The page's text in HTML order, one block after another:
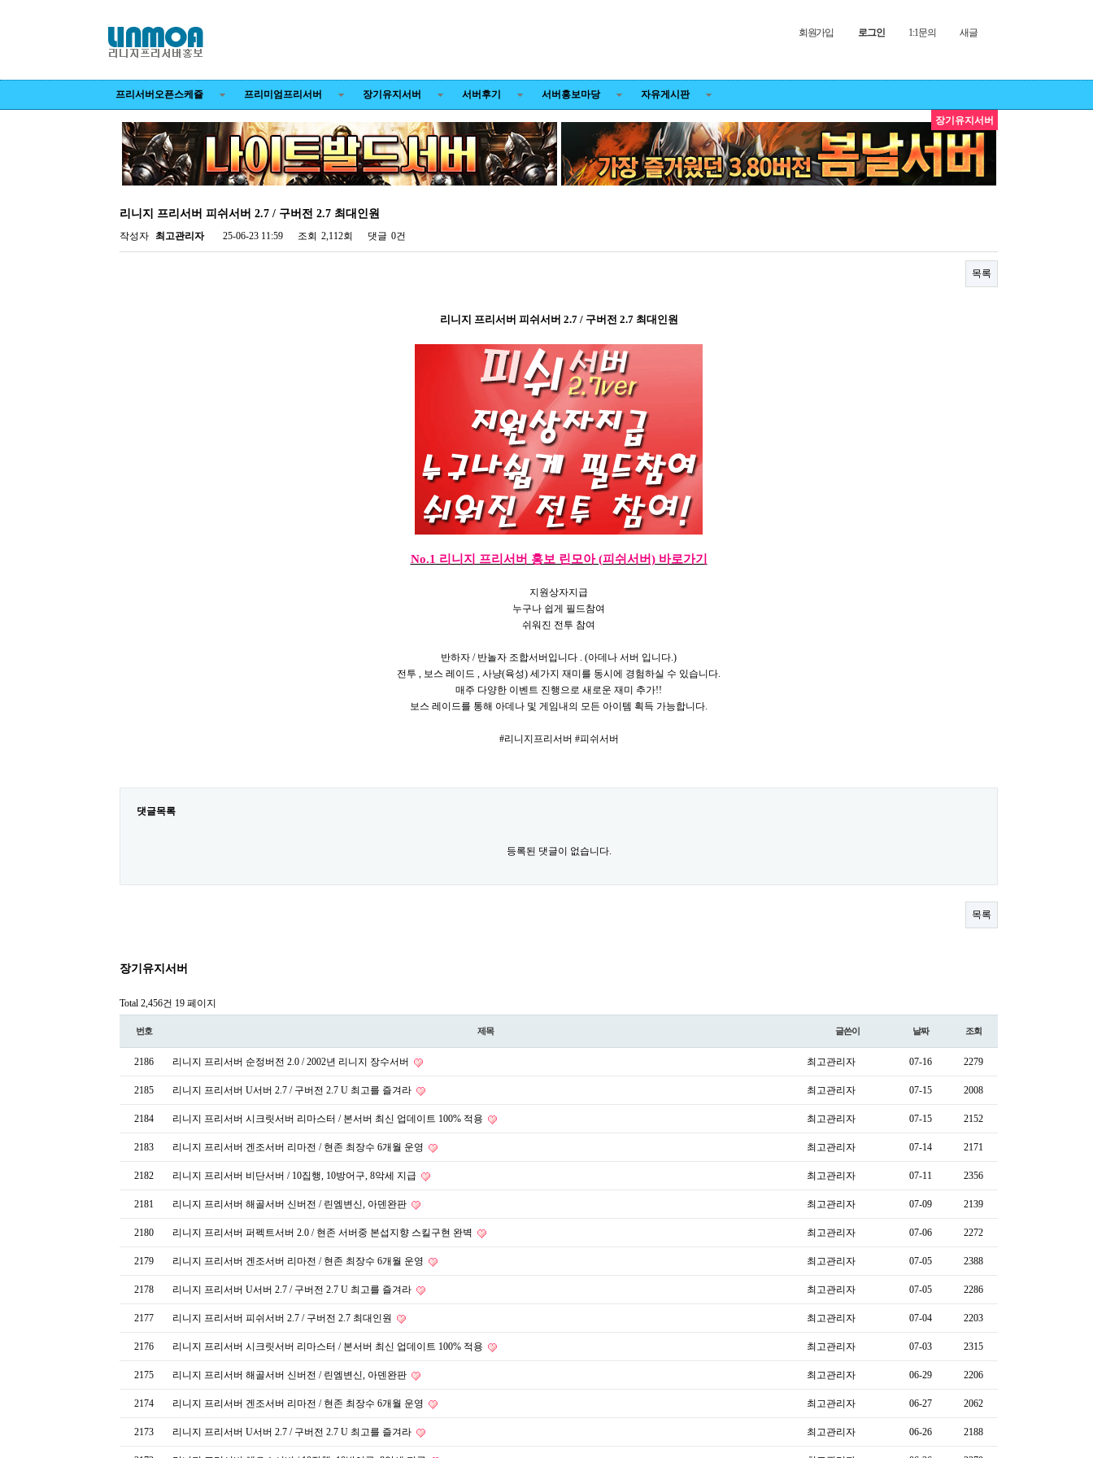
회원가입 로그인 1:1문의 새글
프리서버오픈스케쥴 프리미엄프리서버 장기유지서버 서버후기 서버홍보마당 자유게시판
장기유지서버
리니지 프리서버 피쉬서버 2.7 / 구버전 2.7 최대인원
작성자 최고관리자 25-06-23 11:59 조회 2,112회 댓글 0건
목록
리니지 프리서버 피쉬서버 2.7 / 구버전 2.7 최대인원
No.1 리니지 프리서버 홍보 린모아 (피쉬서버) 바로가기
지원상자지급
누구나 쉽게 필드참여
쉬워진 전투 참여
반하자 / 반놀자 조합서버입니다 . (아데나 서버 입니다.)
전투 , 보스 레이드 , 사냥(육성) 세가지 재미를 동시에 경험하실 수 있습니다.
매주 다양한 이벤트 진행으로 새로운 재미 추가!!
보스 레이드를 통해 아데나 및 게임내의 모든 아이템 획득 가능합니다.
#리니지프리서버 #피쉬서버
댓글목록
등록된 댓글이 없습니다.
목록
장기유지서버
Total 2,456건 19 페이지
번호 제목 글쓴이 날짜 조회
2186 리니지 프리서버 순정버전 2.0 / 2002년 리니지 장수서버 최고관리자 07-16 2279
2185 리니지 프리서버 U서버 2.7 / 구버전 2.7 U 최고를 즐겨라 최고관리자 07-15 2008
2184 리니지 프리서버 시크릿서버 리마스터 / 본서버 최신 업데이트 100% 적용 최고관리자 07-15 2152
2183 리니지 프리서버 겐조서버 리마전 / 현존 최장수 6개월 운영 최고관리자 07-14 2171
2182 리니지 프리서버 비단서버 / 10집행, 10방어구, 8악세 지급 최고관리자 07-11 2356
2181 리니지 프리서버 해골서버 신버전 / 린엠변신, 아덴완판 최고관리자 07-09 2139
2180 리니지 프리서버 퍼펙트서버 2.0 / 현존 서버중 본섭지향 스킬구현 완벽 최고관리자 07-06 2272
2179 리니지 프리서버 겐조서버 리마전 / 현존 최장수 6개월 운영 최고관리자 07-05 2388
2178 리니지 프리서버 U서버 2.7 / 구버전 2.7 U 최고를 즐겨라 최고관리자 07-05 2286
2177 리니지 프리서버 피쉬서버 2.7 / 구버전 2.7 최대인원 최고관리자 07-04 2203
2176 리니지 프리서버 시크릿서버 리마스터 / 본서버 최신 업데이트 100% 적용 최고관리자 07-03 2315
2175 리니지 프리서버 해골서버 신버전 / 린엠변신, 아덴완판 최고관리자 06-29 2206
2174 리니지 프리서버 겐조서버 리마전 / 현존 최장수 6개월 운영 최고관리자 06-27 2062
2173 리니지 프리서버 U서버 2.7 / 구버전 2.7 U 최고를 즐겨라 최고관리자 06-26 2188